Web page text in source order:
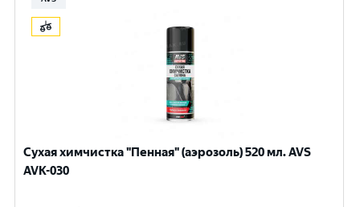
Сухая химчистка "Пенная" (аэрозоль) 520 мл. AVS
AVK-030